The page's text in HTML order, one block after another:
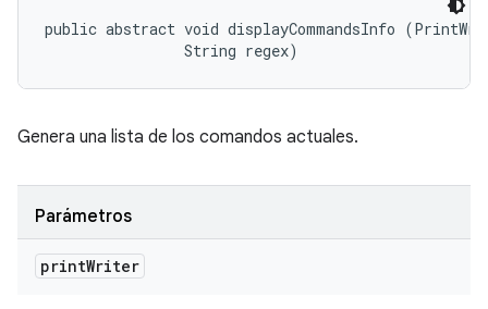
public abstract void displayCommandsInfo
                String regex)
Genera una lista de los comandos actuales.
Parámetros
printWriter